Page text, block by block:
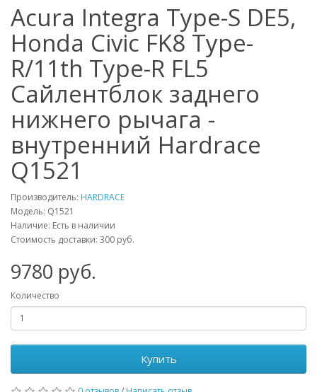
Acura Integra Type-S DE5,
Honda Civic FK8 Type-
R/11th Type-R FL5
Сайлентблок заднего
нижнего рычага -
внутренний Hardrace
Q1521
Производитель: HARDRACE
Модель: Q1521
Наличие: Есть в наличии
Стоимость доставки: 300 руб.
9780 руб.
Количество
Купить